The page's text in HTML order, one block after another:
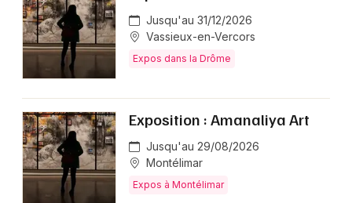
Jusqu'au 31/12/2026
Vassieux-en-Vercors
Expos dans la Drôme
Exposition : Amanaliya Art
Jusqu'au 29/08/2026
Montélimar
Expos à Montélimar